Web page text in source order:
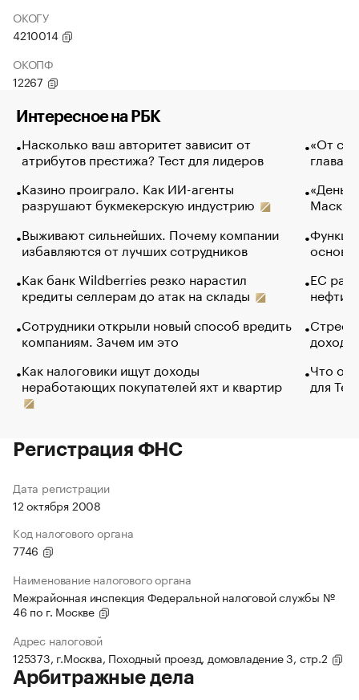
ОКОГУ
4210014
ОКОПФ
12267
Интересное на РБК
Насколько ваш авторитет зависит от
атрибутов престижа? Тест для лидеров
Казино проиграло. Как ИИ-агенты
разрушают букмекерскую индустрию
Выживают сильнейших. Почему компании
избавляются от лучших сотрудников
Как банк Wildberries резко нарастил
кредиты селлерам до атак на склады
Сотрудники открыли новый способ вредить
компаниям. Зачем им это
Как налоговики ищут доходы
неработающих покупателей яхт и квартир
«От
глава
Маск в
основ
ЕС
нефти
Что
для
Регистрация ФНС
Дата регистрации
12 октября 2008
Код налогового органа
7746
Наименование налогового органа
Межрайонная инспекция Федеральной налоговой службы №
46 по г. Москве
Адрес налоговой
125373, г.Москва, Походный проезд, домовладение 3, стр.2
Арбитражные дела